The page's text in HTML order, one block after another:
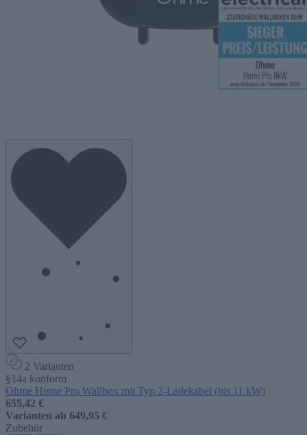
2 Varianten
§14a konform
Ohme Home Pro Wallbox mit Typ 2-Ladekabel (bis 11 kW)
655,42 €
Varianten ab 649,95 €
Zubehör